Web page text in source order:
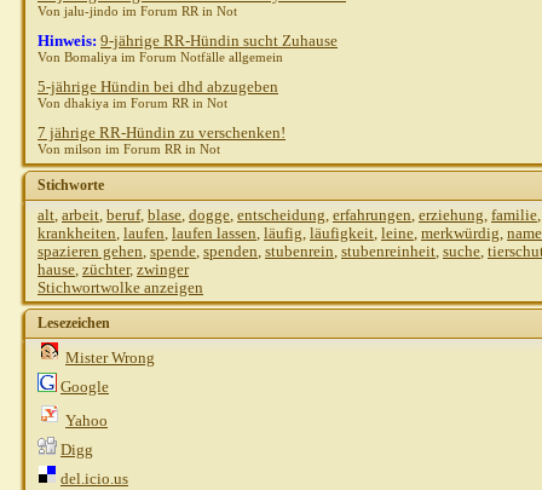
Von jalu-jindo im Forum RR in Not
Hinweis: 9-jährige RR-Hündin sucht Zuhause
Von Bomaliya im Forum Notfälle allgemein
5-jährige Hündin bei dhd abzugeben
Von dhakiya im Forum RR in Not
7 jährige RR-Hündin zu verschenken!
Von milson im Forum RR in Not
Stichworte
alt, arbeit, beruf, blase, dogge, entscheidung, erfahrungen, erziehung, familie
krankheiten, laufen, laufen lassen, läufig, läufigkeit, leine, merkwürdig,
spazieren gehen, spende, spenden, stubenrein, stubenreinheit, suche,
hause, züchter, zwinger
Stichwortwolke anzeigen
Lesezeichen
Mister Wrong
Google
Yahoo
Digg
del.icio.us